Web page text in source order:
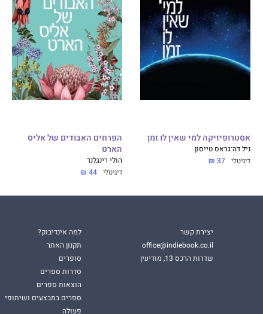
אסטרופיזיקה למי שאין לו זמן
ניל דה־גראס טייסון
דיגיטלי 37 ₪
הפרחים האבודים של אליס
הארט
הולי רינגלנד
דיגיטלי 44 ₪
יצירת קשר
office@indiebook.co.il
שדרות הרכס 13, מודיעין
למה אינדיבוק?
תקנון האתר
סופרים
סדרות ספרים
הוצאות ספרים
ספרים במבצעים ושיתופי
פעולה